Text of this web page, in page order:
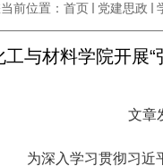
前位置： 首页 党建思政
工与材料学院开展
文章
为深入学习贯彻习近